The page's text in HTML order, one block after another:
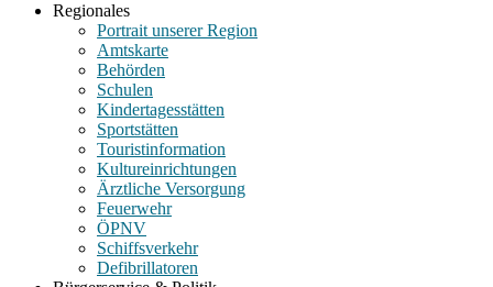
Regionales
Portrait unserer Region
Amtskarte
Behörden
Schulen
Kindertagesstätten
Sportstätten
Touristinformation
Kultureinrichtungen
Ärztliche Versorgung
Feuerwehr
ÖPNV
Schiffsverkehr
Defibrillatoren